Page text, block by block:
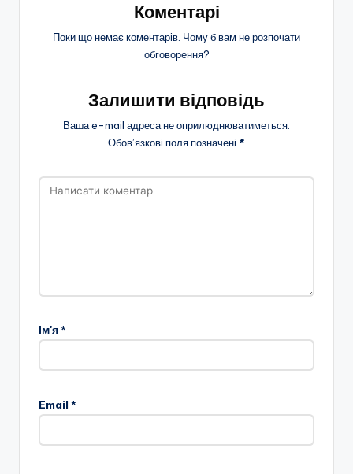
Коментарі
Поки що немає коментарів. Чому б вам не розпочати
обговорення?
Залишити відповідь
Ваша e-mail адреса не оприлюднюватиметься.
Обов’язкові поля позначені *
Ім'я*
Email *